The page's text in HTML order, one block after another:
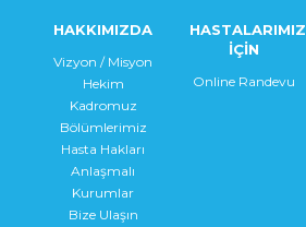
HAKKIMIZDA
Vizyon / Misyon
Hekim
Kadromuz
Bölümlerimiz
Hasta Hakları
Anlaşmalı
Kurumlar
Bize Ulaşın
HASTALARIMIZ
İÇİN
Online Randevu